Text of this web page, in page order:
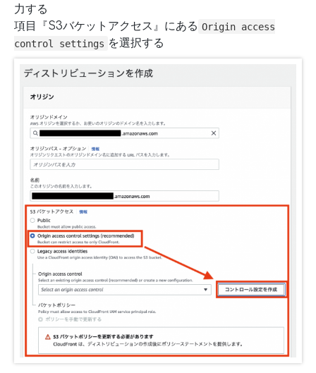
力する
項目『S3バケットアクセス』にある Origin access
control settings を選択する